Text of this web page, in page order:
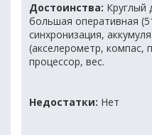
Достоинства: Круглый
большая оперативная
синхронизация,
(акселерометр, компас,
процессор, вес.
Недостатки: Нет